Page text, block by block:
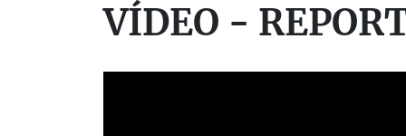
VÍDEO -